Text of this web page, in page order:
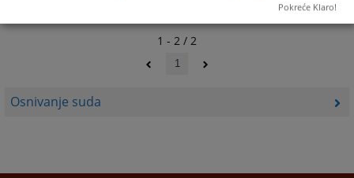
Osnivanje suda
1 - 2 / 2
1
Pokreće Klaro!